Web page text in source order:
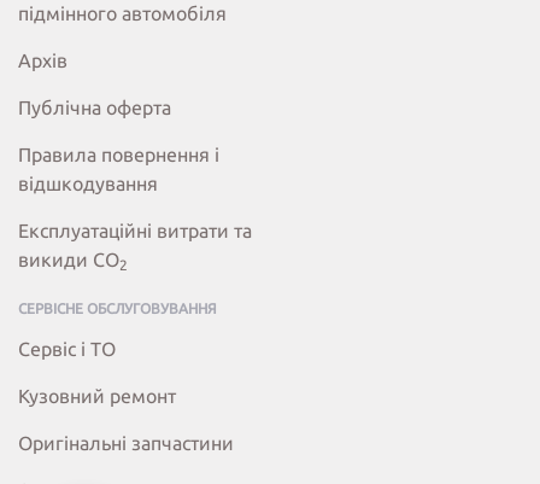
підмінного автомобіля
Архів
Публічна оферта
Правила повернення і
відшкодування
Експлуатаційні витрати та
викиди СО2
СЕРВІСНЕ ОБСЛУГОВУВАННЯ
Сервіс і ТО
Кузовний ремонт
Оригінальні запчастини